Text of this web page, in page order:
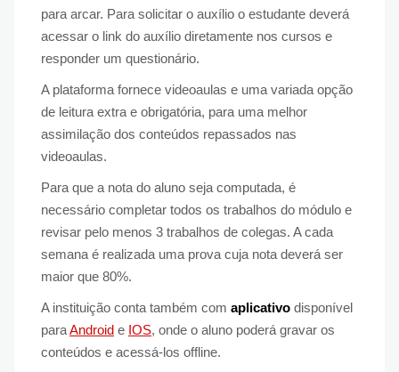
para arcar. Para solicitar o auxílio o estudante deverá
acessar o link do auxílio diretamente nos cursos e
responder um questionário.
A plataforma fornece videoaulas e uma variada opção
de leitura extra e obrigatória, para uma melhor
assimilação dos conteúdos repassados nas
videoaulas.
Para que a nota do aluno seja computada, é
necessário completar todos os trabalhos do módulo e
revisar pelo menos 3 trabalhos de colegas. A cada
semana é realizada uma prova cuja nota deverá ser
maior que 80%.
A instituição conta também com aplicativo disponível
paraAndroid e IOS, onde o aluno poderá gravar os
conteúdos e acessá-los offline.